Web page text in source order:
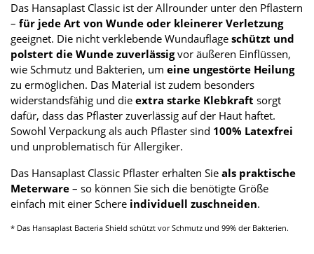
Das Hansaplast Classic ist der Allrounder unter den Pflastern
– für jede Art von Wunde oder kleinerer Verletzung
geeignet. Die nicht verklebende Wundauflage schützt und
polstert die Wunde zuverlässigvor äußeren Einflüssen,
wie Schmutz und Bakterien, um eine ungestörte Heilung
zu ermöglichen. Das Material ist zudem besonders
widerstandsfähig und die extra starke Klebkraft sorgt
dafür, dass das Pflaster zuverlässig auf der Haut haftet.
Sowohl Verpackung als auch Pflaster sind 100% Latexfrei
und unproblematisch für Allergiker.
Das Hansaplast Classic Pflaster erhalten Sie als praktische
Meterware – so können Sie sich die benötigte Größe
einfach mit einer Schere individuell zuschneiden.
* Das Hansaplast Bacteria Shield schützt vor Schmutz und 99% der Bakterien.